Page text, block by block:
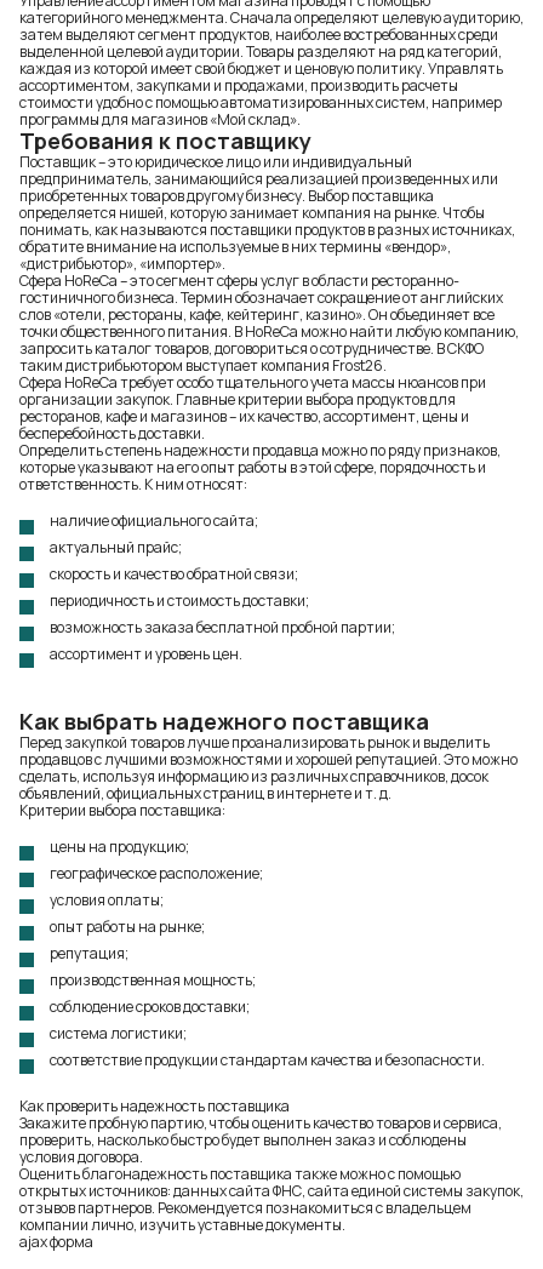
категорийного менеджмента. Сначала определяют целевую аудиторию,
затем выделяют сегмент продуктов, наиболее востребованных среди
выделенной целевой аудитории. Товары разделяют на ряд категорий,
каждая из которой имеет свой бюджет и ценовую политику. Управлять
ассортиментом, закупками и продажами, производить расчеты
стоимости удобно с помощью автоматизированных систем, например
программы для магазинов «Мой склад».
Требования к поставщику
Поставщик – это юридическое лицо или индивидуальный
предприниматель, занимающийся реализацией произведенных или
приобретенных товаров другому бизнесу. Выбор поставщика
определяется нишей, которую занимает компания на рынке. Чтобы
понимать, как называются поставщики продуктов в разных источниках,
обратите внимание на используемые в них термины «вендор»,
«дистрибьютор», «импортер».
Сфера HoReCa – это сегмент сферы услуг в области ресторанно-
гостиничного бизнеса. Термин обозначает сокращение от английских
слов «отели, рестораны, кафе, кейтеринг, казино». Он объединяет все
точки общественного питания. В HoReCa можно найти любую компанию,
запросить каталог товаров, договориться о сотрудничестве. В СКФО
таким дистрибьютором выступает компания Frost26.
Сфера HoReCa требует особо тщательного учета массы нюансов при
организации закупок. Главные критерии выбора продуктов для
ресторанов, кафе и магазинов – их качество, ассортимент, цены и
бесперебойность доставки.
Определить степень надежности продавца можно по ряду признаков,
которые указывают на его опыт работы в этой сфере, порядочность и
ответственность. К ним относят:
наличие официального сайта;
актуальный прайс;
скорость и качество обратной связи;
периодичность и стоимость доставки;
возможность заказа бесплатной пробной партии;
ассортимент и уровень цен.
Как выбрать надежного поставщика
Перед закупкой товаров лучше проанализировать рынок и выделить
продавцов с лучшими возможностями и хорошей репутацией. Это можно
сделать, используя информацию из различных справочников, досок
объявлений, официальных страниц в интернете и т. д.
Критерии выбора поставщика:
цены на продукцию;
географическое расположение;
условия оплаты;
опыт работы на рынке;
репутация;
производственная мощность;
соблюдение сроков доставки;
система логистики;
соответствие продукции стандартам качества и безопасности.
Как проверить надежность поставщика
Закажите пробную партию, чтобы оценить качество товаров и сервиса,
проверить, насколько быстро будет выполнен заказ и соблюдены
условия договора.
Оценить благонадежность поставщика также можно с помощью
открытых источников: данных сайта ФНС, сайта единой системы закупок,
отзывов партнеров. Рекомендуется познакомиться с владельцем
компании лично, изучить уставные документы.
ajax форма